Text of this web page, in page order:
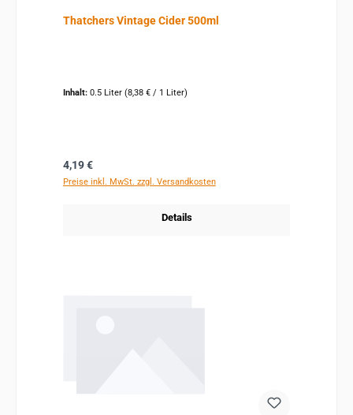
Thatchers Vintage Cider 500ml
Inhalt: 0.5 Liter (8,38 € / 1 Liter)
Regulärer Preis:
4,19 €
Preise inkl. MwSt. zzgl. Versandkosten
Details